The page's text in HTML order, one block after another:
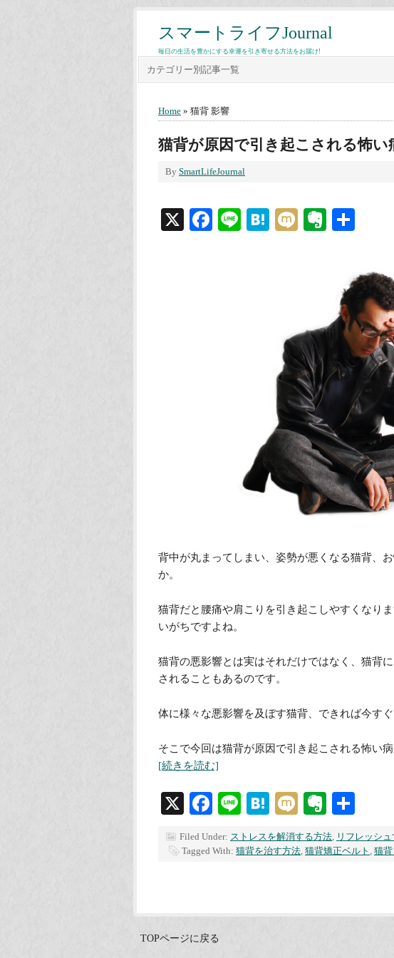
スマートライフJournal
毎日の生活を豊かにする幸運を引き寄せる方法をお届け!
カテゴリー別記事一覧
Home » 猫背 影響
猫背が原因で引き起こされる怖い
By SmartLifeJournal
X Facebook
LineHatenaMixi
背中が丸まってしまい、姿勢が悪くなる猫背、
か。
猫背だと腰痛や肩こりを引き起こしやすくなり
いがちですよね。
猫背の悪影響とは実はそれだけではなく、猫背
されることもあるのです。
体に様々な悪影響を及ぼす猫背、できれば今すぐ
そこで今回は猫背が原因で引き起こされる怖い
[続きを読む]
X Facebook
LineHatenaMixi
Filed Under: ストレスを解消する方法, リフレッシ
Tagged With: 猫背を治す方法, 猫背矯正ベルト , 猫
TOPページに戻る